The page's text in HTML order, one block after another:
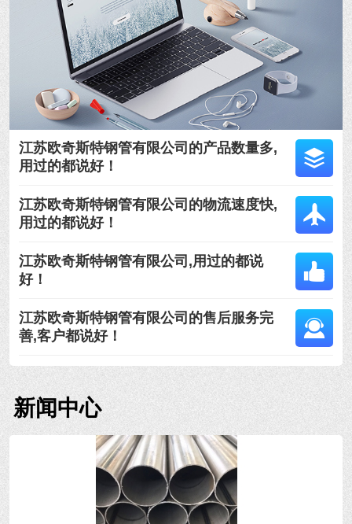
江苏欧奇斯特钢管有限公司的产品数量多,
用过的都说好！
江苏欧奇斯特钢管有限公司的物流速度快,
用过的都说好！
江苏欧奇斯特钢管有限公司,用过的都说
好！
江苏欧奇斯特钢管有限公司的售后服务完
善,客户都说好！
新闻中心